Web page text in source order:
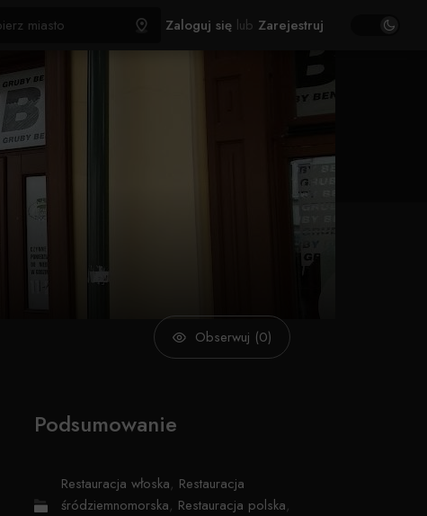
Zaloguj się lub Zarejestruj
Obserwuj (0)
Podsumowanie
Restauracja włoska, Restauracja
śródziemnomorska, Restauracja polska,